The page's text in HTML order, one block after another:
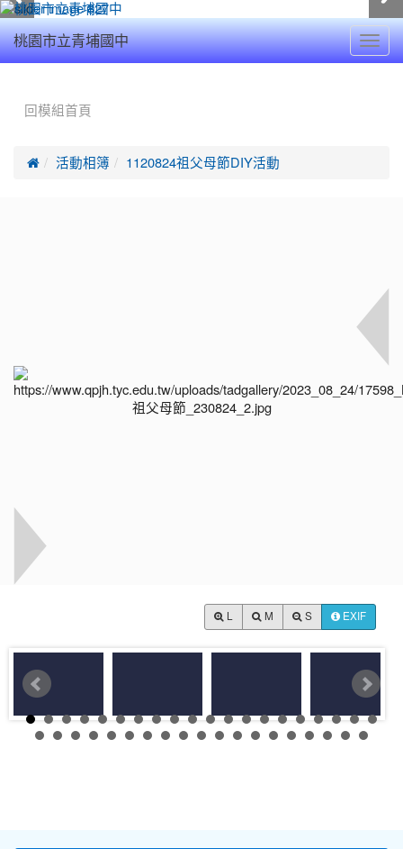
桃園市立青埔國中
回模組首頁
 活動相簿 1120824祖父母節DIY活動
M S EXIF